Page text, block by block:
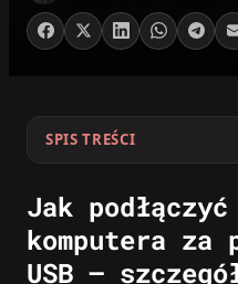
SPIS TREŚCI
Jak
komputera za
USB –